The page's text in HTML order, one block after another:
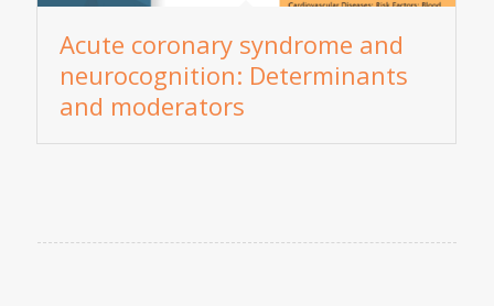
Acute coronary syndrome and
neurocognition: Determinants
and moderators